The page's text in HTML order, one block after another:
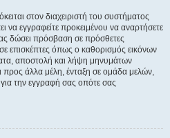
στον διαχειριστή του συστήματος
εγγραφείτε προκειμένου να αναρτήσετε
δώσει πρόσβαση σε πρόσθετες
επισκέπτες όπως ο καθορισμός εικόνων
αποστολή και λήψη μηνυμάτων
προς άλλα μέλη, ένταξη σε ομάδα μελών,
την εγγραφή σας οπότε σας